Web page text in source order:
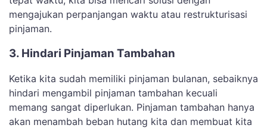
mengajukan perpanjangan waktu atau restrukturisasi
pinjaman.
3. Hindari Pinjaman Tambahan
Ketika kita sudah memiliki pinjaman bulanan, sebaiknya
hindari mengambil pinjaman tambahan kecuali
memang sangat diperlukan. Pinjaman tambahan hanya
akan menambah beban hutang kita dan membuat kita